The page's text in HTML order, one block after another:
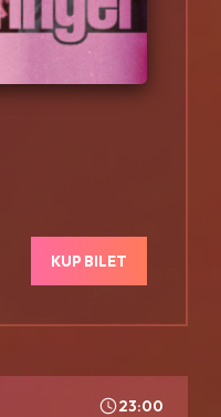
KUP BILET
23:00